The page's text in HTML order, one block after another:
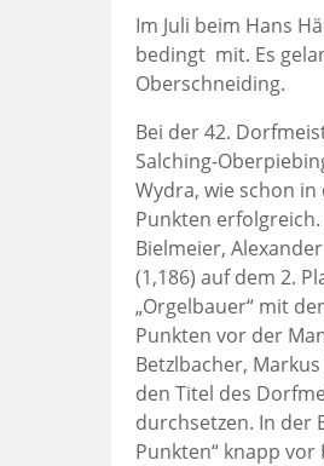
Im Juli beim Hans
bedingt mit. Es
Oberschneiding.
Bei der 42.
Salching-
Wydra, wie schon
Punkten
Bielmeier,
(1,186) auf dem 2.
„Orgelbauer“ mit
Punkten vor der
Betzlbacher,
den Titel des
durchsetzen. In der
Punkten“ knapp